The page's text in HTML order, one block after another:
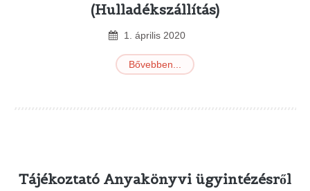
(Hulladékszállítás)
1 április 2020
Bővebben...
Tájékoztató Anyakönyvi ügyintézésről